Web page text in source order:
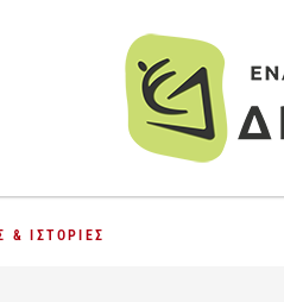
& ΙΣΤΟΡΊΕΣ